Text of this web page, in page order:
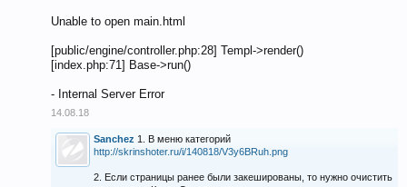
Unable to open main.html
[public/engine/controller.php:28] Templ->render()
[index.php:71] Base->run()
- Internal Server Error
14.08.18
Sanchez 1. В меню категорий
http://skrinshoter.ru/i/140818/V3y6BRuh.png
2. Если страницы ранее были закешированы, то нужно очистить